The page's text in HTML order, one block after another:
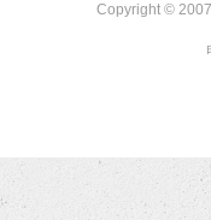
Copyright ©